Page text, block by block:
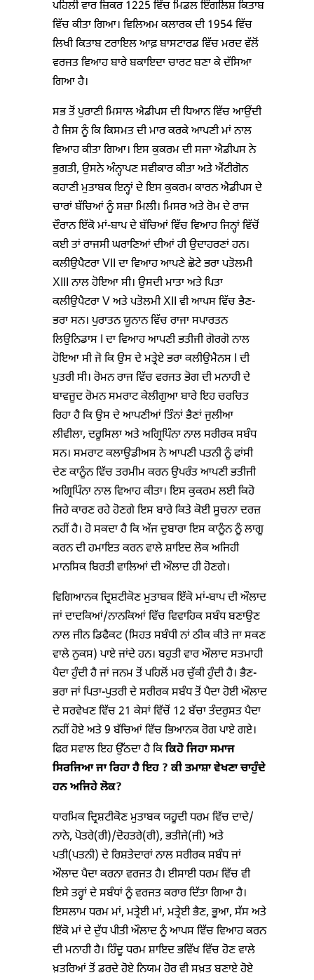
ਪਹਿਲੀ ਵਾਰ ਜ਼ਿਕਰ 1225 ਵਿੱਚ ਮਿਡਲ ਇੰਗਲਿਸ਼ ਕਿਤਾਬ
ਵਿੱਚ ਕੀਤਾ ਗਿਆ। ਵਿਲਿਅਮ ਕਲਾਰਕ ਦੀ 1954 ਵਿੱਚ
ਲਿਖੀ ਕਿਤਾਬ ਟਰਾਇਲ ਆਫ਼ ਬਾਸਟਾਰਡ ਵਿੱਚ ਮਰਦ ਵੱਲੋਂ
ਵਰਜਤ ਵਿਆਹ ਬਾਰੇ ਬਕਾਇਦਾ ਚਾਰਟ ਬਣਾ ਕੇ ਦੱਸਿਆ
ਗਿਆ ਹੈ।
ਸਭ ਤੋਂ ਪੁਰਾਣੀ ਮਿਸਾਲ ਐਡੀਪਸ ਦੀ ਧਿਆਨ ਵਿੱਚ ਆਉਂਦੀ
ਹੈ ਜਿਸ ਨੂੰ ਕਿ ਕਿਸਮਤ ਦੀ ਮਾਰ ਕਰਕੇ ਆਪਣੀ ਮਾਂ ਨਾਲ
ਵਿਆਹ ਕੀਤਾ ਗਿਆ। ਇਸ ਕੁਕਰਮ ਦੀ ਸਜਾ ਐਡੀਪਸ ਨੇ
ਭੁਗਤੀ, ਉਸਨੇ ਅੰਨ੍ਹਾਪਣ ਸਵੀਕਾਰ ਕੀਤਾ ਅਤੇ ਐਂਟੀਗੋਨ
ਕਹਾਣੀ ਮੁਤਾਬਕ ਇਨ੍ਹਾਂ ਦੇ ਇਸ ਕੁਕਰਮ ਕਾਰਨ ਐਡੀਪਸ ਦੇ
ਚਾਰਾਂ ਬੱਚਿਆਂ ਨੂੰ ਸਜ਼ਾ ਮਿਲੀ। ਮਿਸਰ ਅਤੇ ਰੋਮ ਦੇ ਰਾਜ
ਦੌਰਾਨ ਇੱਕੋ ਮਾਂ-ਬਾਪ ਦੇ ਬੱਚਿਆਂ ਵਿੱਚ ਵਿਆਹ ਜਿਨ੍ਹਾਂ ਵਿੱਚੋਂ
ਕਈ ਤਾਂ ਰਾਜਸੀ ਘਰਾਣਿਆਂ ਦੀਆਂ ਹੀ ਉਦਾਹਰਣਾਂ ਹਨ।
ਕਲੀਉਪੈਟਰਾ VII ਦਾ ਵਿਆਹ ਆਪਣੇ ਛੋਟੇ ਭਰਾ ਪਤੋਲਮੀ
XIII ਨਾਲ ਹੋਇਆ ਸੀ। ਉਸਦੀ ਮਾਤਾ ਅਤੇ ਪਿਤਾ
ਕਲੀਉਪੈਟਰਾ V ਅਤੇ ਪਤੋਲਮੀ XII ਵੀ ਆਪਸ ਵਿੱਚ ਭੈਣ-
ਭਰਾ ਸਨ। ਪੁਰਾਤਨ ਯੂਨਾਨ ਵਿੱਚ ਰਾਜਾ ਸਪਾਰਤਨ
ਲਿਉਨਿਡਾਸ I ਦਾ ਵਿਆਹ ਆਪਣੀ ਭਤੀਜੀ ਗੋਰਗੋ ਨਾਲ
ਹੋਇਆ ਸੀ ਜੋ ਕਿ ਉਸ ਦੇ ਮਤ੍ਰੇਏ ਭਰਾ ਕਲੀਉਮੈਨਸ I ਦੀ
ਪੁਤਰੀ ਸੀ। ਰੋਮਨ ਰਾਜ ਵਿੱਚ ਵਰਜਤ ਭੋਗ ਦੀ ਮਨਾਹੀ ਦੇ
ਬਾਵਜੂਦ ਰੋਮਨ ਸਮਰਾਟ ਕੇਲੀਗੁਆ ਬਾਰੇ ਇਹ ਚਰਚਿਤ
ਰਿਹਾ ਹੈ ਕਿ ਉਸ ਦੇ ਆਪਣੀਆਂ ਤਿੰਨਾਂ ਭੈਣਾਂ ਜੁਲੀਆ
ਲੀਵੀਲਾ, ਦਰੂਸਿਲਾ ਅਤੇ ਅਗ੍ਰਿਪਿੰਨਾ ਨਾਲ ਸਰੀਰਕ ਸਬੰਧ
ਸਨ। ਸਮਰਾਟ ਕਲਾਉਡੀਅਸ ਨੇ ਆਪਣੀ ਪਤਨੀ ਨੂੰ ਫਾਂਸੀ
ਦੇਣ ਕਾਨੂੰਨ ਵਿੱਚ ਤਰਮੀਮ ਕਰਨ ਉਪਰੰਤ ਆਪਣੀ ਭਤੀਜੀ
ਅਗ੍ਰਿਪਿੰਨਾ ਨਾਲ ਵਿਆਹ ਕੀਤਾ। ਇਸ ਕੁਕਰਮ ਲਈ ਕਿਹੋ
ਜਿਹੇ ਕਾਰਣ ਰਹੇ ਹੋਣਗੇ ਇਸ ਬਾਰੇ ਕਿਤੇ ਕੋਈ ਸੂਚਨਾ ਦਰਜ਼
ਨਹੀਂ ਹੈ। ਹੋ ਸਕਦਾ ਹੈ ਕਿ ਅੱਜ ਦੁਬਾਰਾ ਇਸ ਕਾਨੂੰਨ ਨੂੰ ਲਾਗੂ
ਕਰਨ ਦੀ ਹਮਾਇਤ ਕਰਨ ਵਾਲੇ ਸ਼ਾਇਦ ਲੋਕ ਅਜਿਹੀ
ਮਾਨਸਿਕ ਬਿਰਤੀ ਵਾਲਿਆਂ ਦੀ ਔਲਾਦ ਹੀ ਹੋਣਗੇ।
ਵਿਗਿਆਨਕ ਦ੍ਰਿਸ਼ਟੀਕੋਣ ਮੁਤਾਬਕ ਇੱਕੋ ਮਾਂ-ਬਾਪ ਦੀ ਔਲਾਦ
ਜਾਂ ਦਾਦਕਿਆਂ/ਨਾਨਕਿਆਂ ਵਿੱਚ ਵਿਵਾਹਿਕ ਸਬੰਧ ਬਣਾਉਣ
ਨਾਲ ਜੀਨ ਡਿਫੈਕਟ (ਸਿਹਤ ਸਬੰਧੀ ਨਾਂ ਠੀਕ ਕੀਤੇ ਜਾ ਸਕਣ
ਵਾਲੇ ਨੁਕਸ) ਪਾਏ ਜਾਂਦੇ ਹਨ। ਬਹੁਤੀ ਵਾਰ ਔਲਾਦ ਸਤਮਾਹੀ
ਪੈਦਾ ਹੁੰਦੀ ਹੈ ਜਾਂ ਜਨਮ ਤੋਂ ਪਹਿਲੋਂ ਮਰ ਚੁੱਕੀ ਹੁੰਦੀ ਹੈ। ਭੈਣ-
ਭਰਾ ਜਾਂ ਪਿਤਾ-ਪੁਤਰੀ ਦੇ ਸਰੀਰਕ ਸਬੰਧ ਤੋਂ ਪੈਦਾ ਹੋਈ ਔਲਾਦ
ਦੇ ਸਰਵੇਖਣ ਵਿੱਚ 21 ਕੇਸਾਂ ਵਿੱਚੋਂ 12 ਬੱਚਾ ਤੰਦਰੁਸਤ ਪੈਦਾ
ਨਹੀਂ ਹੋਏ ਅਤੇ 9 ਬੱਚਿਆਂ ਵਿੱਚ ਭਿਆਨਕ ਰੋਗ ਪਾਏ ਗਏ।
ਫਿਰ ਸਵਾਲ ਇਹ ਉੱਠਦਾ ਹੈ ਕਿਕਿਹੋ ਜਿਹਾ ਸਮਾਜ
ਸਿਰਜਿਆ ਜਾ ਰਿਹਾ ਹੈਇਹ? ਕੀ ਤਮਾਸ਼ਾ ਵੇਖਣਾ ਚਾਹੁੰਦੇ
ਹਨ ਅਜਿਹੇ ਲੋਕ?
ਧਾਰਮਿਕ ਦ੍ਰਿਸ਼ਟੀਕੋਣ ਮੁਤਾਬਕ ਯਹੂਦੀ ਧਰਮ ਵਿੱਚ ਦਾਦੇ/
ਨਾਨੇ, ਪੋਤਰੇ(ਰੀ)/ਦੋਹਤਰੇ(ਰੀ), ਭਤੀਜੇ(ਜੀ) ਅਤੇ
ਪਤੀ(ਪਤਨੀ) ਦੇ ਰਿਸ਼ਤੇਦਾਰਾਂ ਨਾਲ ਸਰੀਰਕ ਸਬੰਧ ਜਾਂ
ਔਲਾਦ ਪੈਦਾ ਕਰਨਾ ਵਰਜਤ ਹੈ। ਈਸਾਈ ਧਰਮ ਵਿੱਚ ਵੀ
ਇਸੇ ਤਰ੍ਹਾਂ ਦੇ ਸਬੰਧਾਂ ਨੂੰ ਵਰਜਤ ਕਰਾਰ ਦਿੱਤਾ ਗਿਆ ਹੈ।
ਇਸਲਾਮ ਧਰਮ ਮਾਂ, ਮਤ੍ਰੇਈ ਮਾਂ, ਮਤ੍ਰੇਈ ਭੈਣ, ਭੂਆ, ਸੱਸ ਅਤੇ
ਇੱਕੋ ਮਾਂ ਦੇ ਦੁੱਧ ਪੀਤੀ ਔਲਾਦ ਨੂੰ ਆਪਸ ਵਿੱਚ ਵਿਆਹ ਕਰਨ
ਦੀ ਮਨਾਹੀ ਹੈ। ਹਿੰਦੂ ਧਰਮ ਸ਼ਾਇਦ ਭਵਿੱਖ ਵਿੱਚ ਹੋਣ ਵਾਲੇ
ਖ਼ਤਰਿਆਂ ਤੋਂ ਡਰਦੇ ਹੋਏ ਨਿਯਮ ਹੋਰ ਵੀ ਸਖ਼ਤ ਬਣਾਏ ਹੋਏ